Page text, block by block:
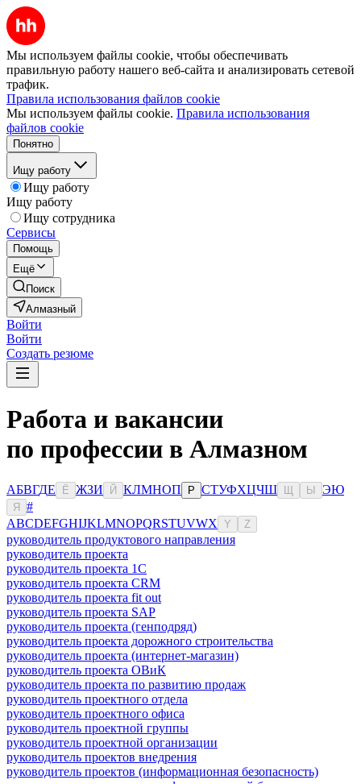
Мы используем файлы cookie, чтобы обеспечивать
правильную работу нашего веб-сайта и анализировать сетевой
трафик.
Правила использования файлов cookie
Мы используем файлы cookie. Правила использования
файлов cookie
Понятно
Ищу работу
Ищу работу
Ищу работу
Ищу сотрудника
Сервисы
Помощь
Ещё
Поиск
Алмазный
Войти
Войти
Создать резюме
Работа и вакансии
по профессии в Алмазном
АБВГДЕ Ё ЖЗИ Й КЛМНОП Р СТУФХЦЧШ Ы ЭЮ
Я
#
ABCDEFGHIJKLMNOPQRSTUVWX Y Z
руководитель продуктового направления
руководитель проекта
руководитель проекта 1C
руководитель проекта CRM
руководитель проекта fit out
руководитель проекта SAP
руководитель проекта (генподряд)
руководитель проекта дорожного строительства
руководитель проекта (интернет-магазин)
руководитель проекта ОВиК
руководитель проекта по развитию продаж
руководитель проектного отдела
руководитель проектного офиса
руководитель проектной группы
руководитель проектной организации
руководитель проектов внедрения
руководитель проектов (информационная безопасность)